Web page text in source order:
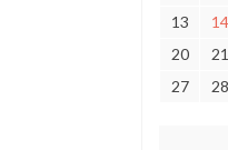
13
14
20
21
27
28